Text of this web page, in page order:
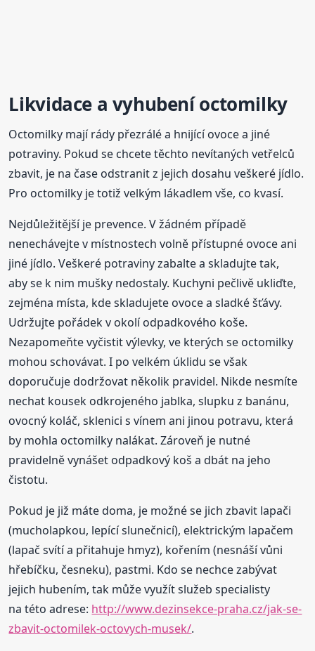
Likvidace a vyhubení octomilky
Octomilky mají rády přezrálé a hnijící ovoce a jiné
potraviny. Pokud se chcete těchto nevítaných vetřelců
zbavit, je na čase odstranit z jejich dosahu veškeré jídlo.
Pro octomilky je totiž velkým lákadlem vše, co kvasí.
Nejdůležitější je prevence. V žádném případě
nenechávejte v místnostech volně přístupné ovoce ani
jiné jídlo. Veškeré potraviny zabalte a skladujte tak,
aby se k nim mušky nedostaly. Kuchyni pečlivě ukliďte,
zejména místa, kde skladujete ovoce a sladké šťávy.
Udržujte pořádek v okolí odpadkového koše.
Nezapomeňte vyčistit výlevky, ve kterých se octomilky
mohou schovávat. I po velkém úklidu se však
doporučuje dodržovat několik pravidel. Nikde nesmíte
nechat kousek odkrojeného jablka, slupku z banánu,
ovocný koláč, sklenici s vínem ani jinou potravu, která
by mohla octomilky nalákat. Zároveň je nutné
pravidelně vynášet odpadkový koš a dbát na jeho
čistotu.
Pokud je již máte doma, je možné se jich zbavit lapači
(mucholapkou, lepící slunečnicí), elektrickým lapačem
(lapač svítí a přitahuje hmyz), kořením (nesnáší vůni
hřebíčku, česneku), pastmi. Kdo se nechce zabývat
jejich hubením, tak může využít služeb specialisty
na této adrese: http://www.dezinsekce-praha.cz/jak-se-
zbavit-octomilek-octovych-musek/.